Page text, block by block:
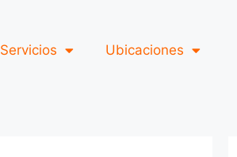
Servicios Ubicaciones